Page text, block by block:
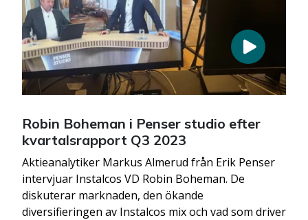
Robin Boheman i Penser studio efter
kvartalsrapport Q3 2023
Aktieanalytiker Markus Almerud från Erik Penser
intervjuar Instalcos VD Robin Boheman. De
diskuterar marknaden, den ökande
diversifieringen av Instalcos mix och vad som driver